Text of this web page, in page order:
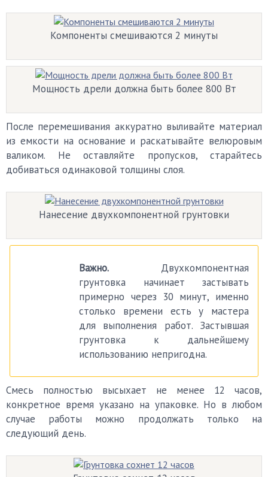
Компоненты смешиваются 2 минуты
Мощность дрели должна быть более 800 Вт
После перемешивания аккуратно выливайте материал
из емкости на основание и раскатывайте велюровым
валиком. Не оставляйте пропусков, старайтесь
добиваться одинаковой толщины слоя.
Нанесение двухкомпонентной грунтовки
Важно. Двухкомпонентная
грунтовка начинает застывать
примерно через 30 минут, именно
столько времени есть у мастера
для выполнения работ. Застывшая
грунтовка к дальнейшему
использованию непригодна.
Смесь полностью высыхает не менее 12 часов,
конкретное время указано на упаковке. Но в любом
случае работы можно продолжать только на
следующий день.